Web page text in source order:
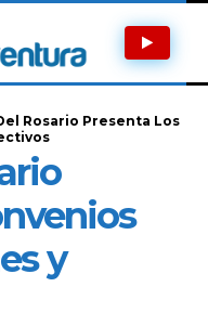
Rosario Presenta Los
y